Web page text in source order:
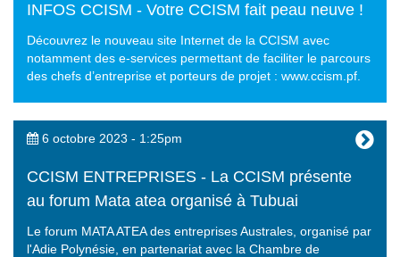
INFOS CCISM - Votre CCISM fait peau neuve !
Découvrez le nouveau site Internet de la CCISM avec
notamment des e-services permettant de faciliter le parcours
des chefs d’entreprise et porteurs de projet : www.ccism.pf.
6 octobre 2023 - 1:25pm
CCISM ENTREPRISES - La CCISM présente
au forum Mata atea organisé à Tubuai
Le forum MATA ATEA des entreprises Australes, organisé par
l'Adie Polynésie, en partenariat avec la Chambre de